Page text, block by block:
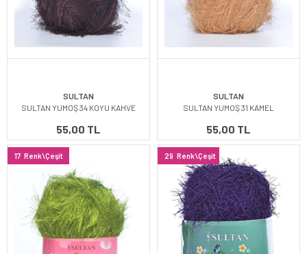
SULTAN
SULTAN YUMOŞ 34 KOYU KAHVE
55,00 TL
SULTAN
SULTAN YUMOŞ 31 KAMEL
55,00 TL
17 Renk\Çeşit 29 Renk\Çeşit